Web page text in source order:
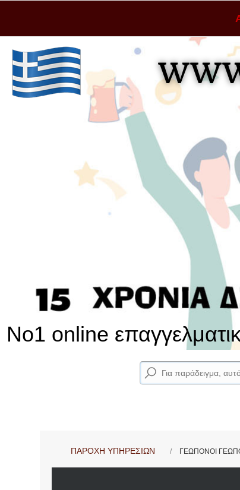
No1 online
ΠΑΡΟΧΗ ΥΠΗΡΕΣΙΩΝ ΓΕΩΠΟΝΟΙ